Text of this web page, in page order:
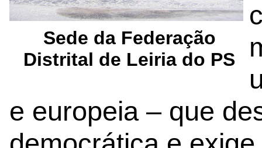
Sede da Federação
Distrital de Leiria do PS
e europeia – que